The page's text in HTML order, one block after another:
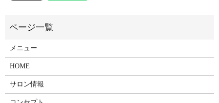
メニュー
HOME
サロン情報